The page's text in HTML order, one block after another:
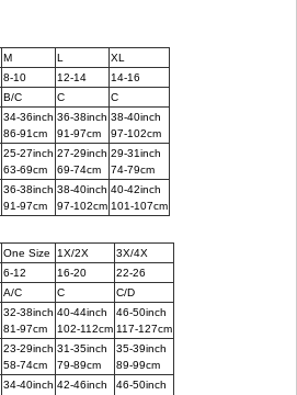
M L
XL
8-10 12-14
14-16
B/C C C
34-36inch
86-91cm
36-38inch
91-97cm
38-40inch
97-102cm
25-27inch
63-69cm
27-29inch
69-74cm
29-31inch
74-79cm
36-38inch
91-97cm
38-40inch
97-102cm
40-42inch
101-107cm
One Size 1X/2X
3X/4X
6-12 16-20
22-26
A/C C C/D
32-38inch
81-97cm
40-44inch
102-112cm
46-50inch
117-127cm
23-29inch
58-74cm
31-35inch
79-89cm
35-39inch
89-99cm
34-40inch 42-46inch
46-50inch